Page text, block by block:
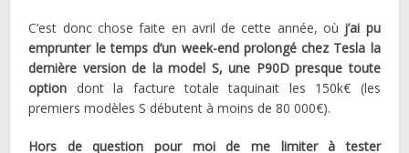
C’est donc chose faite en avril de cette année, où j’ai pu
emprunter le temps d’un week-end prolongé chez Tesla la
dernière version de la model S, une P90D presque toute
option dont la facture totale taquinait les 150k€ (les
premiers modèles S débutent à moins de 80 000€).
Hors de question pour moi de me limiter à tester